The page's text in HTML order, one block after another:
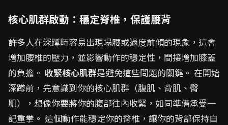
核心肌群啟動：穩定脊椎，保護腰背
許多人在深蹲時容易出現塌腰或過度前傾的現象，這會
增加腰椎的壓力，並影響動作的穩定性，間接增加膝蓋
的負擔。 收緊核心肌群是避免這些問題的關鍵。 在開始
深蹲前，先意識到你的核心肌群（腹肌、背肌、臀
肌），想像你要將你的腹部往內收緊，如同準備承受一
記重拳。 這個動作能穩定你的脊椎，讓你的背部保持自